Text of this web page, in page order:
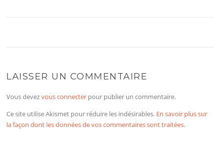
LAISSER UN COMMENTAIRE
Vous devezvous connecter pour publier un commentaire.
Ce site utilise Akismet pour réduire les indésirables. En savoir plus sur
la façon dont les données de vos commentaires sont traitées.